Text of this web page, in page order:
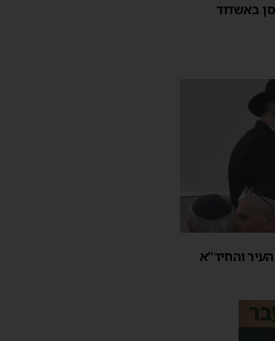
באשדוד
והחיד"א